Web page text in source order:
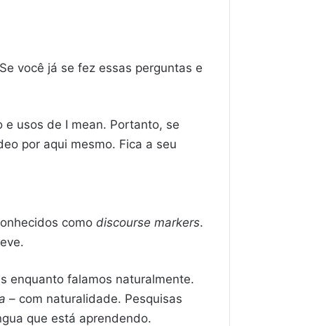
você já se fez essas perguntas e
usos de I mean. Portanto, se
por aqui mesmo. Fica a seu
como discourse markers.
enquanto falamos naturalmente.
– com naturalidade. Pesquisas
que está aprendendo.